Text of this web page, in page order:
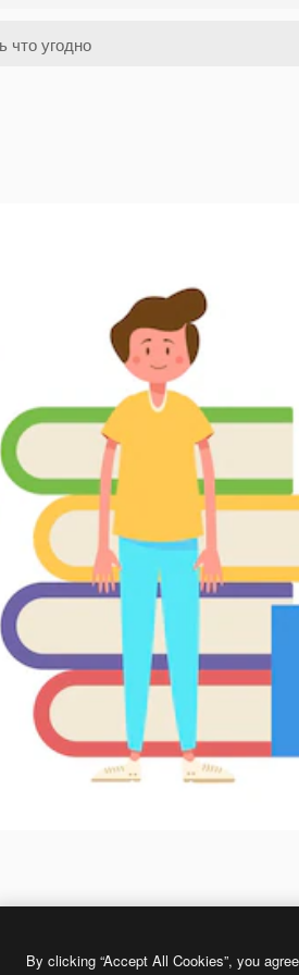
By clicking “Accept All Cookies”, you